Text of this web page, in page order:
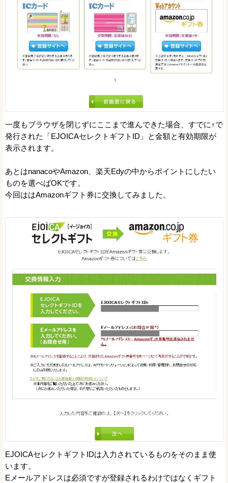
一度もブラウザを閉じずにここまで進んできた場合、すでに↑で
発行された「EJOICAセレクトギフトID」と金額と有効期限が
表示されます。
あとはnanacoやAmazon、楽天Edyの中からポイントにしたい
ものを選べばOKです。
今回ははAmazonギフト券に交換してみました。
EJOICAセレクトギフトIDは入力されているものをそのまま使
います。
Eメールアドレスは必須ですが登録されるわけではなくギフト